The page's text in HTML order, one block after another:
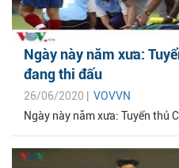
Ngày này năm xưa:
đang thi đấu
26/06/2020 | VOVVN
Ngày này năm xưa: Tuyển thủ